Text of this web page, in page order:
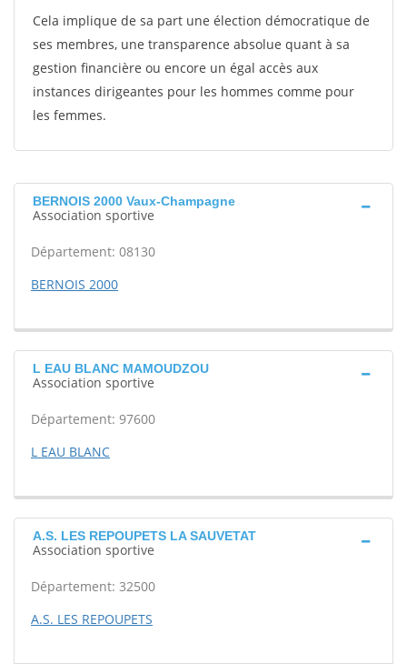
Cela implique de sa part une élection démocratique de
ses membres, une transparence absolue quant à sa
gestion financière ou encore un égal accès aux
instances dirigeantes pour les hommes comme pour
les femmes.
BERNOIS 2000 Vaux-Champagne
Association sportive
Département: 08130
BERNOIS 2000
L EAU BLANC MAMOUDZOU
Association sportive
Département: 97600
L EAU BLANC
A.S. LES REPOUPETS LA SAUVETAT
Association sportive
Département: 32500
A.S. LES REPOUPETS